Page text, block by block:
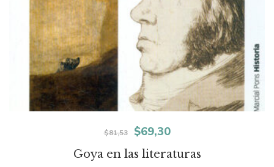
Goya en las literaturas
$81,53
El
precio
$69,30El
precio